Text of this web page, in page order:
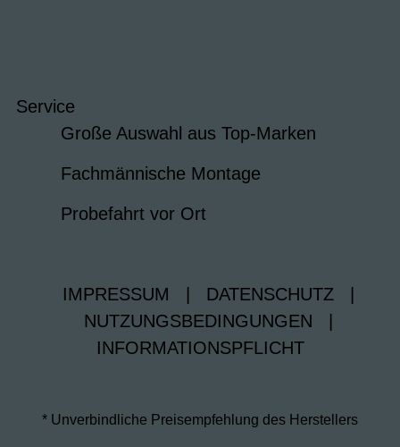
Service
Große Auswahl aus Top-Marken
Fachmännische Montage
Probefahrt vor Ort
IMPRESSUM DATENSCHUTZ
NUTZUNGSBEDINGUNGEN
INFORMATIONSPFLICHT
* Unverbindliche Preisempfehlung des Herstellers